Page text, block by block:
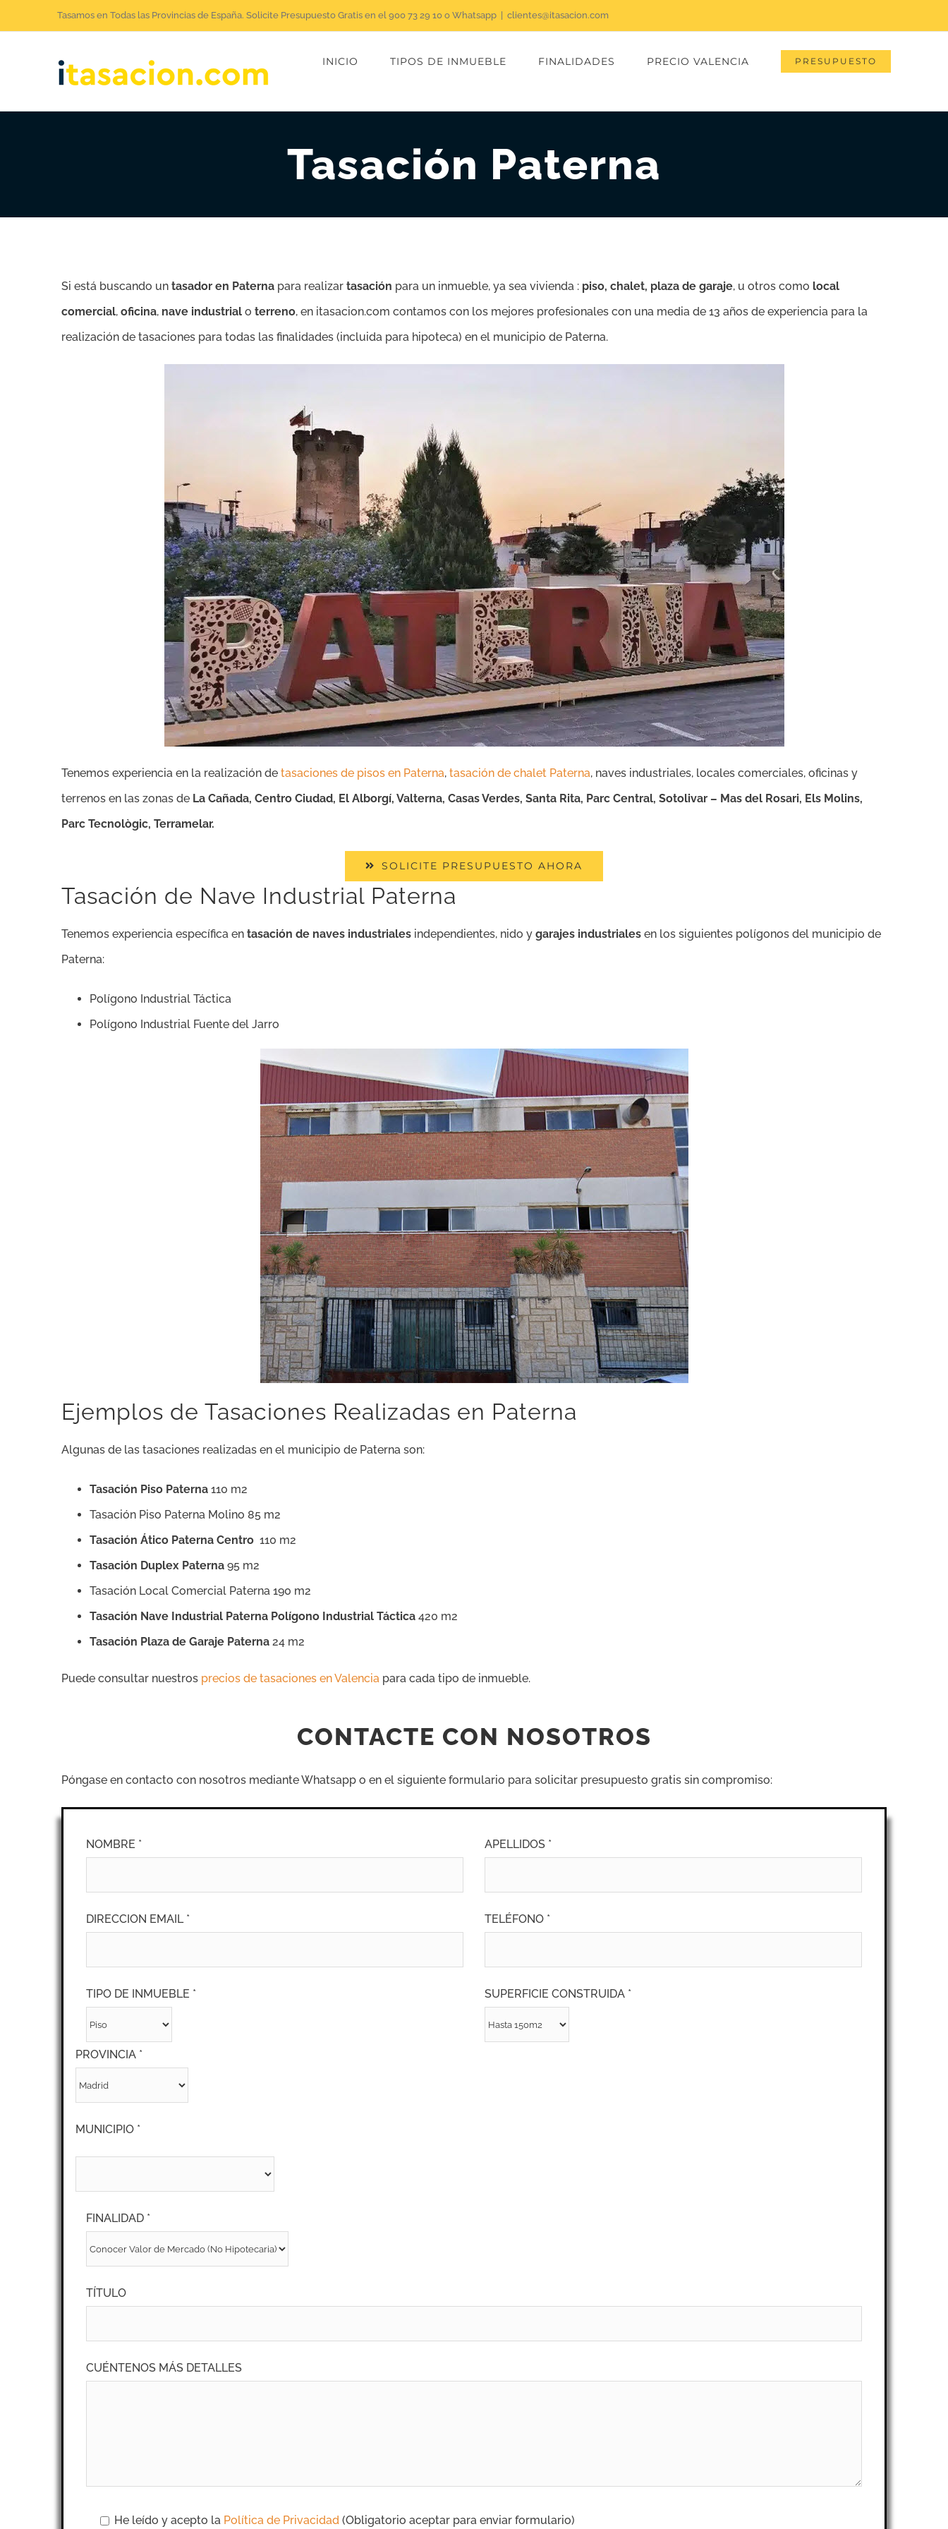
Tasamos en Todas las Provincias de España. Solicite Presupuesto Gratis en el 900 73 29 10 o Whatsapp clientes@itasacion.com
INICIO TIPOS DE INMUEBLE FINALIDADES PRECIO VALENCIA PRESUPUESTO
Tasación Paterna
Si está buscando un tasador en Paterna para realizar tasación para un inmueble, ya sea vivienda : piso, chalet, plaza de garaje, u otros como local
comercial, oficina, nave industrial o terreno, en itasacion.com contamos con los mejores profesionales con una media de 13 años de experiencia para la
realización de tasaciones para todas las finalidades (incluida para hipoteca) en el municipio de Paterna.
Tenemos experiencia en la realización de tasaciones de pisos en Paterna, tasación de chalet Paterna, naves industriales, locales comerciales, oficinas y
terrenos en las zonas de La Cañada, Centro Ciudad, El Alborgí, Valterna, Casas Verdes, Santa Rita, Parc Central, Sotolivar – Mas del Rosari, Els Molins,
Parc Tecnològic, Terramelar.
SOLICITE PRESUPUESTO AHORA
Tasación de Nave Industrial Paterna
Tenemos experiencia específica en tasación de naves industriales independientes, nido y garajes industriales en los siguientes polígonos del municipio de
Paterna:
Polígono Industrial Táctica
Polígono Industrial Fuente del Jarro
Ejemplos de Tasaciones Realizadas en Paterna
Algunas de las tasaciones realizadas en el municipio de Paterna son:
Tasación Piso Paterna 110 m2
Tasación Piso Paterna Molino 85 m2
Tasación Ático Paterna Centro 110 m2
Tasación Duplex Paterna 95 m2
Tasación Local Comercial Paterna 190 m2
Tasación Nave Industrial Paterna Polígono Industrial Táctica 420 m2
Tasación Plaza de Garaje Paterna 24 m2
Puede consultar nuestros precios de tasaciones en Valencia para cada tipo de inmueble.
CONTACTE CON NOSOTROS
Póngase en contacto con nosotros mediante Whatsapp o en el siguiente formulario para solicitar presupuesto gratis sin compromiso:
NOMBRE * APELLIDOS *
DIRECCION EMAIL * TELÉFONO *
TIPO DE INMUEBLE * SUPERFICIE CONSTRUIDA *
PROVINCIA *
MUNICIPIO *
FINALIDAD *
TÍTULO
CUÉNTENOS MÁS DETALLES
He leído y acepto la Política de Privacidad (Obligatorio aceptar para enviar formulario)